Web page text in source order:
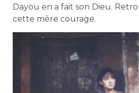
Dayou en a fait son Dieu.
cette mère courage.